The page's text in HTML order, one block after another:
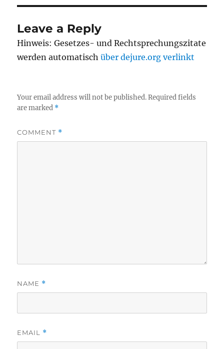
Leave a Reply
Hinweis: Gesetzes- und Rechtsprechungszitate
werden automatischüber dejure.org verlinkt
Your email address will not be published. Required fields
are marked *
COMMENT *
NAME *
EMAIL *